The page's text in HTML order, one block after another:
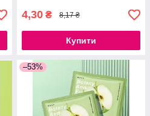
4,30 ₴ 8,17 ₴
Купити
–53%